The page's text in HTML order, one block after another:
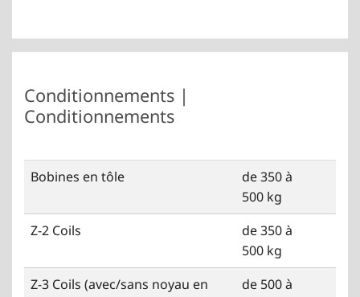
Conditionnements |
Conditionnements
Bobines en tôle
de 350 à
500 kg
Z-2 Coils
de 350 à
500 kg
Z-3 Coils (avec/sans noyau en
de 500 à